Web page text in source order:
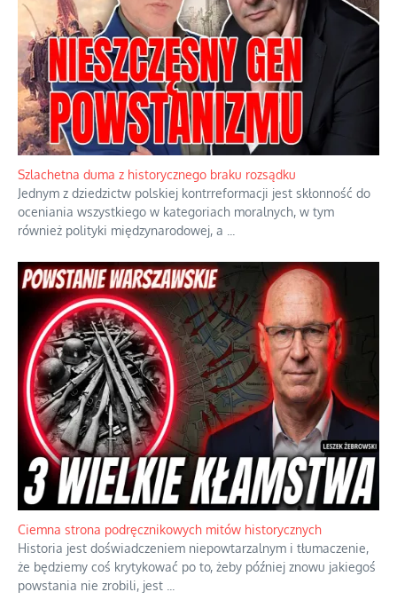
Ekspresowy kurs zbawienia z rodzinną katastrofą
Dramatyczne skutki skrajnej nadgorliwości we wspólnocie.
Szlachetna duma z historycznego braku rozsądku
Jednym z dziedzictw polskiej kontrreformacji jest skłonność do
oceniania wszystkiego w kategoriach moralnych, w tym
również polityki międzynarodowej, a...